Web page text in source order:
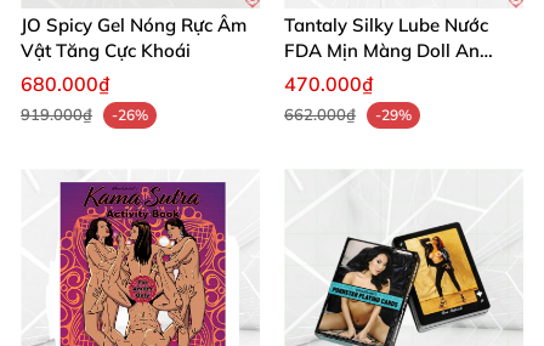
JO Spicy Gel Nóng Rực Âm
Vật Tăng Cực Khoái
680.000₫
919.000₫ -26%
Tantaly Silky Lube Nước
FDA Mịn Màng Doll An
Toàn
470.000₫
662.000₫ -29%